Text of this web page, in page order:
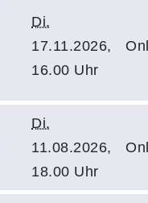
Di.
17.11.2026,
16.00 Uhr
Di.
11.08.2026,
18.00 Uhr